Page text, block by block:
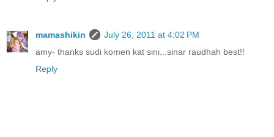
mamashikin
July 26, 2011 at 4:02 PM
amy- thanks sudi komen kat sini...sinar raudhah best!!
Reply